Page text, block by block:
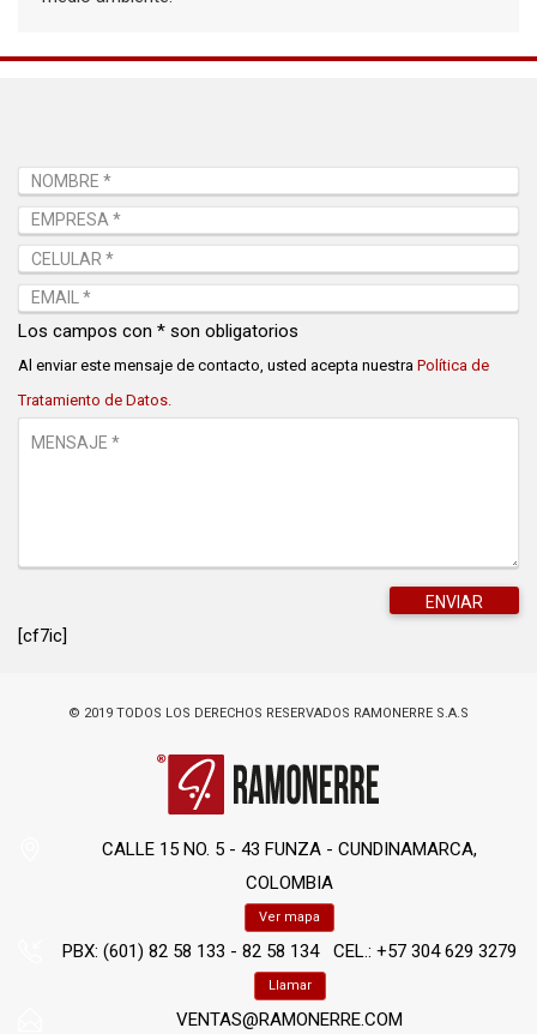
Los campos con * son obligatorios
Al enviar este mensaje de contacto, usted acepta nuestra Política de
Tratamiento de Datos.
[cf7ic]
© 2019 TODOS LOS DERECHOS RESERVADOS RAMONERRE S.A.S
CALLE 15 NO. 5 - 43 FUNZA - CUNDINAMARCA,
COLOMBIA
Ver mapa
PBX: (601) 82 58 133 - 82 58 134 CEL.: +57 304 629 3279
Llamar
VENTAS@RAMONERRE.COM